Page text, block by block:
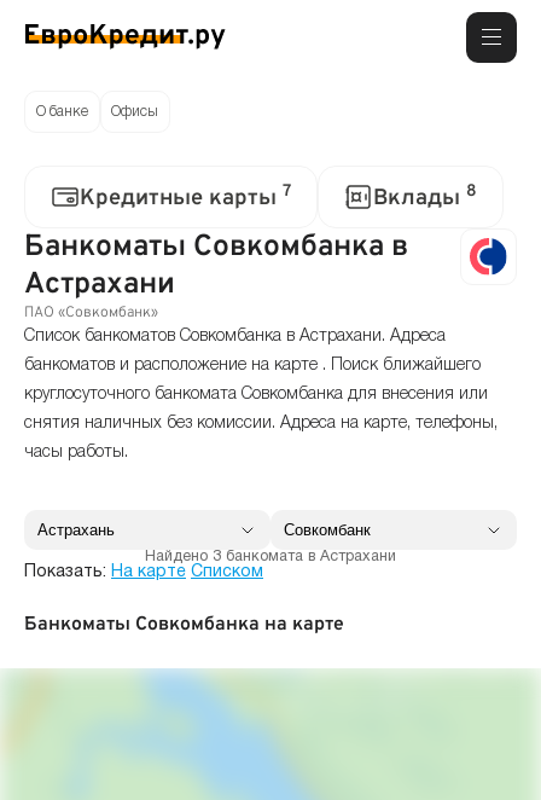
О банке Офисы
Кредитные карты 7 Вклады 8
Банкоматы Совкомбанка в
Астрахани
ПАО «Совкомбанк»
Список банкоматов Совкомбанка в Астрахани. Адреса
банкоматов и расположение на карте . Поиск ближайшего
круглосуточного банкомата Совкомбанка для внесения или
снятия наличных без комиссии. Адреса на карте, телефоны,
часы работы.
Найдено 3 банкомата в Астрахани
Показать: На карте Списком
Банкоматы Совкомбанка на карте